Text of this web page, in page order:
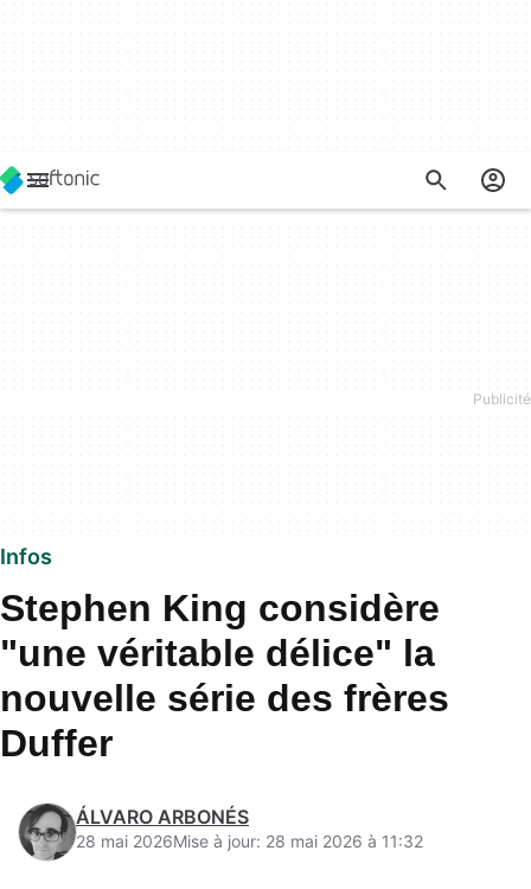
Infos
Stephen King considère
"une véritable délice" la
nouvelle série des frères
Duffer
ÁLVARO ARBONÉS
28 mai 2026Mise à jour: 28 mai 2026 à 11:32